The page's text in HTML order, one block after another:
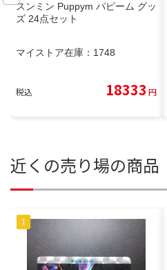
スンミン Puppym パピーム グッ
ズ 24点セット
マイストア在庫： 1748
税込 18333 円
近くの売り場の商品